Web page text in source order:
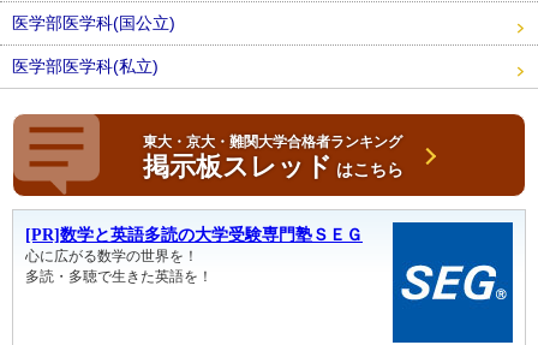
医学部医学科(国公立)
医学部医学科(私立)
東大・京大・難関大学合格者ランキング
掲示板スレッド はこちら